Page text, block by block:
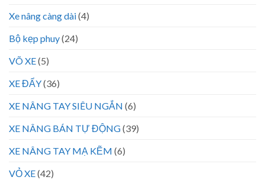
Xe nâng càng dài(4)
Bộ kẹp phuy(24)
VÕ XE(5)
XE ĐẨY(36)
XE NÂNG TAY SIÊU NGẮN (6)
XE NÂNG BÁN TỰ ĐỘNG(39)
XE NÂNG TAY MẠ KẼM (6)
VỎ XE(42)